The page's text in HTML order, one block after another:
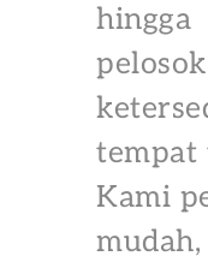
hingga
tempat
Kami